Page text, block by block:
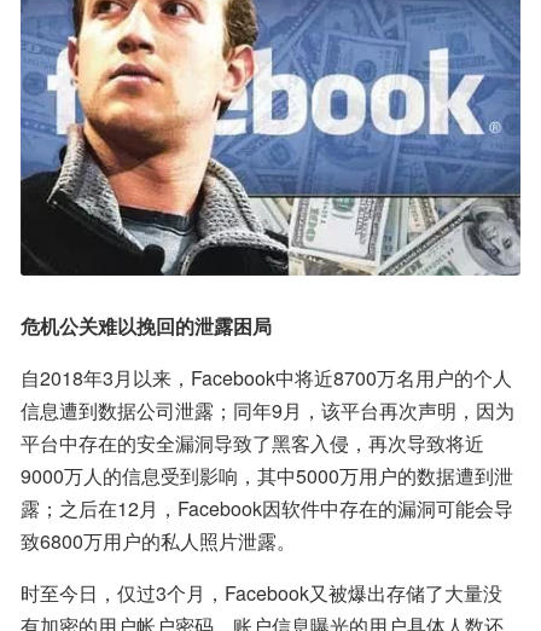
危机公关难以挽回的泄露困局
自2018年3月以来，Facebook中将近8700万名用户的个人
信息遭到数据公司泄露；同年9月，该平台再次声明，因为
平台中存在的安全漏洞导致了黑客入侵，再次导致将近
9000万人的信息受到影响，其中5000万用户的数据遭到泄
露；之后在12月，Facebook因软件中存在的漏洞可能会导
致6800万用户的私人照片泄露。
时至今日，仅过3个月，Facebook又被爆出存储了大量没